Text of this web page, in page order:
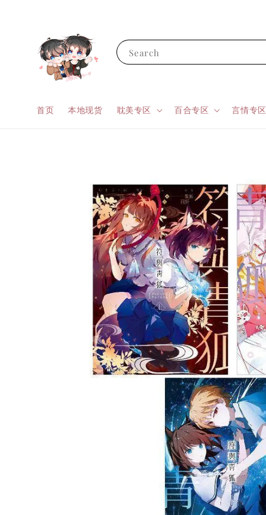
Search
首页 本地现货 耽美专区 百合专区 言情专区